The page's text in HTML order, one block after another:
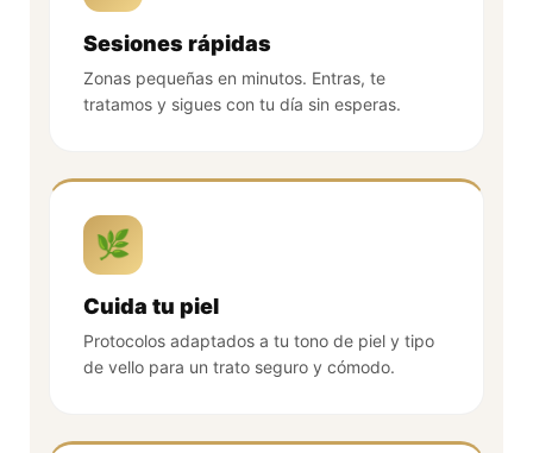
Sesiones rápidas
Zonas pequeñas en minutos. Entras, te
tratamos y sigues con tu día sin esperas.
🌿
Cuida tu piel
Protocolos adaptados a tu tono de piel y tipo
de vello para un trato seguro y cómodo.